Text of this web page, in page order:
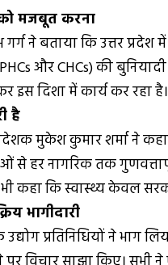
मजबूत करना
गर्ग ने बताया कि उत्तर
और CHCs) की
इस दिशा में कार्य कर रहा है।
है
मुकेश कुमार शर्मा ने
हर नागरिक तक
कहा कि स्वास्थ्य केवल
भागीदारी
प्रतिनिधियों ने भाग